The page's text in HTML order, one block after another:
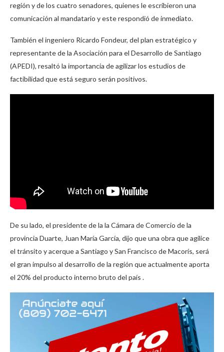
región y de los cuatro senadores, quienes le escribieron una
comunicación al mandatario y este respondió de inmediato.
También el ingeniero Ricardo Fondeur, del plan estratégico y
representante de la Asociación para el Desarrollo de Santiago
(APEDI), resaltó la importancia de agilizar los estudios de
factibilidad que está seguro serán positivos.
De su lado, el presidente de la la Cámara de Comercio de la
provincia Duarte, Juan María García, dijo que una obra que agilice
el tránsito y acerque a Santiago y San Francisco de Macorís, será
el gran impulso al desarrollo de la región que actualmente aporta
el 20% del producto interno bruto del país .